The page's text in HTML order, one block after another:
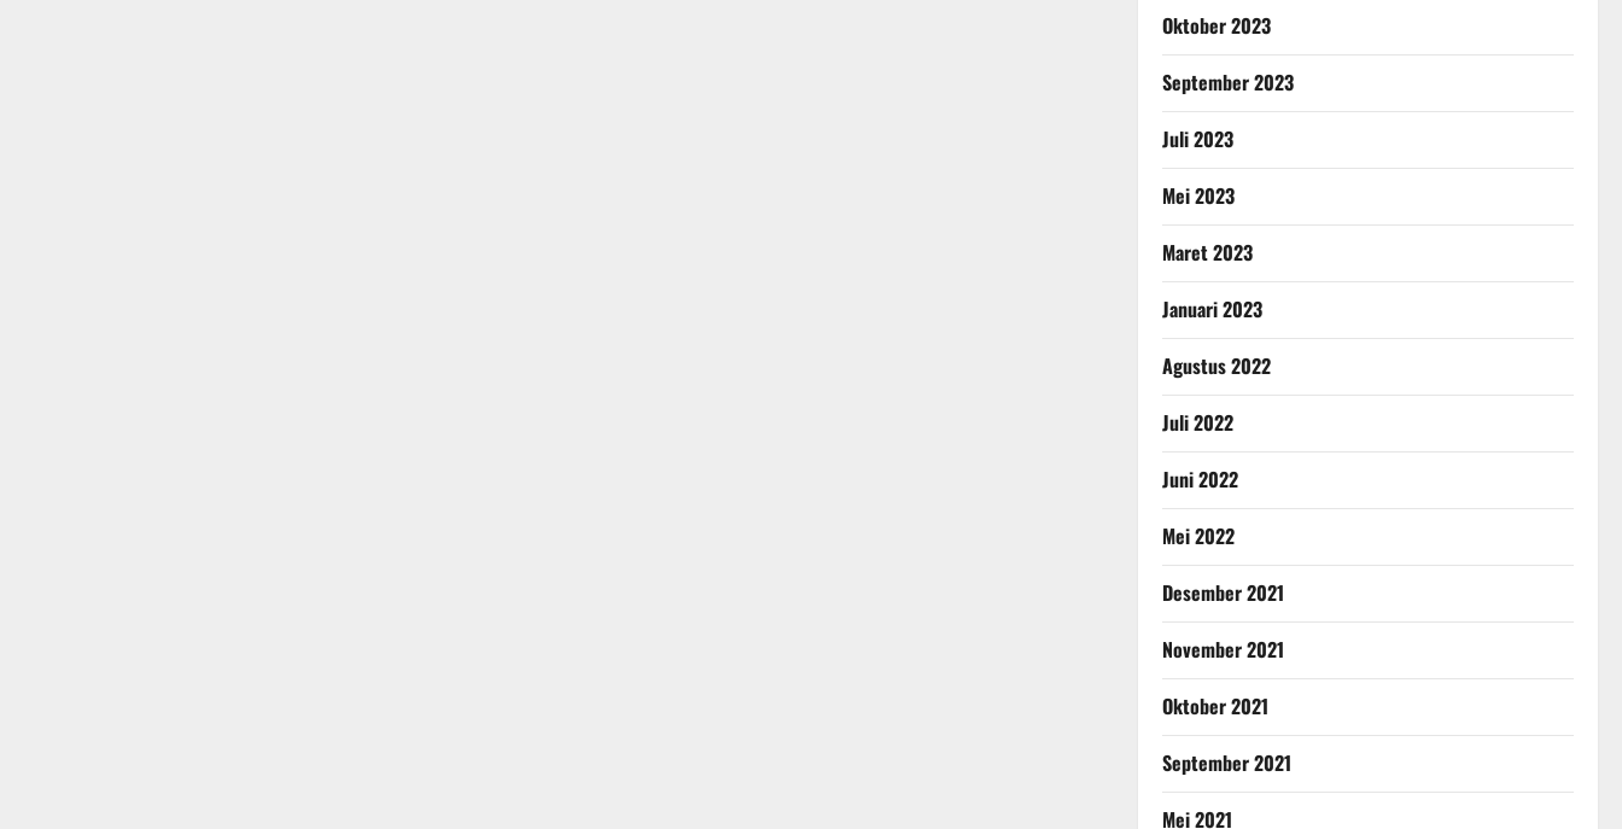
Oktober 2023
September 2023
Juli 2023
Mei 2023
Maret 2023
Januari 2023
Agustus 2022
Juli 2022
Juni 2022
Mei 2022
Desember 2021
November 2021
Oktober 2021
September 2021
Mei 2021